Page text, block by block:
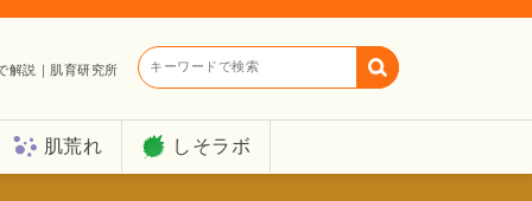
解説｜肌育研究所 キーワードで検索
肌荒れ しそラボ